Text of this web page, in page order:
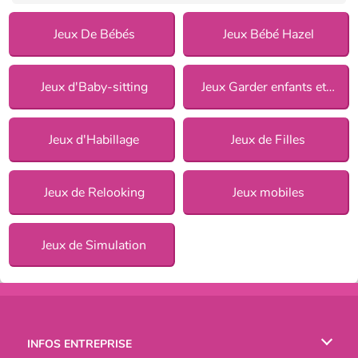
Jeux De Bébés Jeux Bébé Hazel
Jeux d'Baby-sitting Jeux Garder enfants et animaux
Jeux d'Habillage Jeux de Filles
Jeux de Relooking Jeux mobiles
Jeux de Simulation
INFOS ENTREPRISE